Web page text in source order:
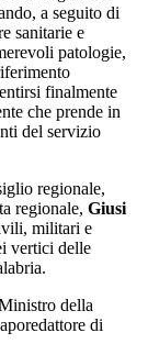
a seguito di
sanitarie e
patologie,
finalmente
che prende in
del servizio
regionale,
regionale, Giusi
militari e
vertici delle
della
di